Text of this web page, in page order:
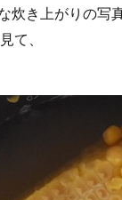
炊き上がりの写
て、